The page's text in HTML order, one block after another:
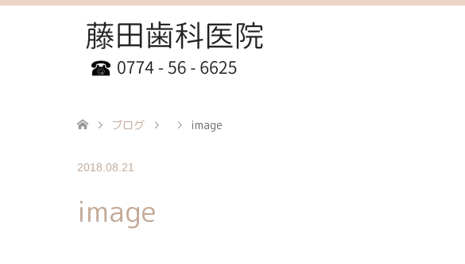
ブログ image
2018.08.21
image